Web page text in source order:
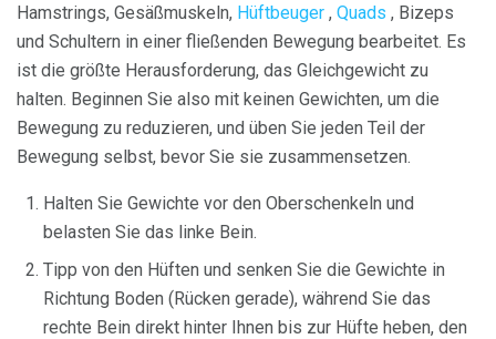
Hamstrings, Gesäßmuskeln, Hüftbeuger , Quads , Bizeps
und Schultern in einer fließenden Bewegung bearbeitet. Es
ist die größte Herausforderung, das Gleichgewicht zu
halten. Beginnen Sie also mit keinen Gewichten, um die
Bewegung zu reduzieren, und üben Sie jeden Teil der
Bewegung selbst, bevor Sie sie zusammensetzen.
Halten Sie Gewichte vor den Oberschenkeln und
belasten Sie das linke Bein.
Tipp von den Hüften und senken Sie die Gewichte in
Richtung Boden (Rücken gerade), während Sie das
rechte Bein direkt hinter Ihnen bis zur Hüfte heben, den